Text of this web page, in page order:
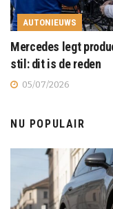
AUTONIEUWS
Mercedes legt
stil: dit is de reden
05/07/2026
NU POPULAIR